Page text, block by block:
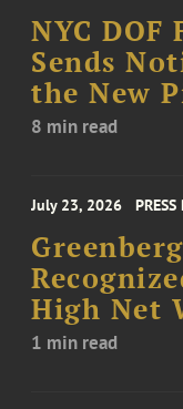
NYC DOF
Sends
the New
8 min read
July 23, 2026 PRESS
High Net
1 min read